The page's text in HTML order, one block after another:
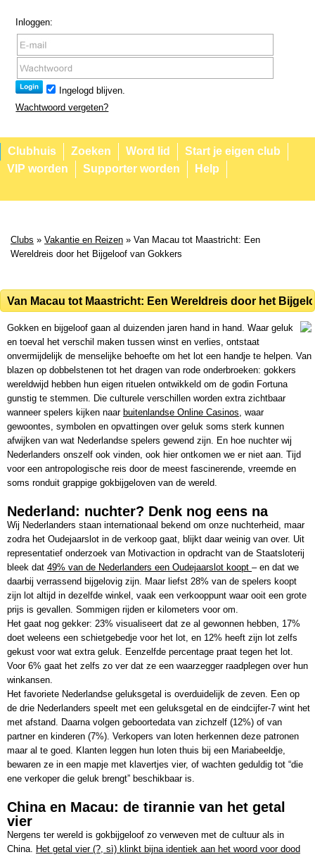
Inloggen:
Ingelogd blijven.
Wachtwoord vergeten?
Clubhuis Zoeken Word lid
Start je eigen club
VIP worden
Supporter worden Help
Clubs » Vakantie en Reizen » Van Macau tot Maastricht: Een
Wereldreis door het Bijgeloof van Gokkers
Van Macau tot Maastricht: Een Wereldreis door het
Gokken en bijgeloof gaan al duizenden jaren hand in hand. Waar geluk
en toeval het verschil maken tussen winst en verlies, ontstaat
onvermijdelijk de menselijke behoefte om het lot een handje te helpen. Van
blazen op dobbelstenen tot het dragen van rode onderbroeken: gokkers
wereldwijd hebben hun eigen rituelen ontwikkeld om de godin Fortuna
gunstig te stemmen. Die culturele verschillen worden extra zichtbaar
wanneer spelers kijken naar buitenlandse Online Casinos, waar
gewoontes, symbolen en opvattingen over geluk soms sterk kunnen
afwijken van wat Nederlandse spelers gewend zijn. En hoe nuchter wij
Nederlanders onszelf ook vinden, ook hier ontkomen we er niet aan. Tijd
voor een antropologische reis door de meest fascinerende, vreemde en
soms ronduit grappige gokbijgeloven van de wereld.
Nederland: nuchter? Denk nog eens na
Wij Nederlanders staan internationaal bekend om onze nuchterheid, maar
zodra het Oudejaarslot in de verkoop gaat, blijkt daar weinig van over. Uit
representatief onderzoek van Motivaction in opdracht van de Staatsloterij
bleek dat 49% van de Nederlanders een Oudejaarslot koopt – en dat we
daarbij verrassend bijgelovig zijn. Maar liefst 28% van de spelers koopt
zijn lot altijd in dezelfde winkel, vaak een verkooppunt waar ooit een grote
prijs is gevallen. Sommigen rijden er kilometers voor om.
Het gaat nog gekker: 23% visualiseert dat ze al gewonnen hebben, 17%
doet weleens een schietgebedje voor het lot, en 12% heeft zijn lot zelfs
gekust voor wat extra geluk. Eenzelfde percentage praat tegen het lot.
Voor 6% gaat het zelfs zo ver dat ze een waarzegger raadplegen over hun
winkansen.
Het favoriete Nederlandse geluksgetal is overduidelijk de zeven. Een op
de drie Nederlanders speelt met een geluksgetal en de eindcijfer-7 wint het
met afstand. Daarna volgen geboortedata van zichzelf (12%) of van
partner en kinderen (7%). Verkopers van loten herkennen deze patronen
maar al te goed. Klanten leggen hun loten thuis bij een Mariabeeldje,
bewaren ze in een mapje met klavertjes vier, of wachten geduldig tot “die
ene verkoper die geluk brengt” beschikbaar is.
China en Macau: de tirannie van het getal
vier
Nergens ter wereld is gokbijgeloof zo verweven met de cultuur als in
China. Het getal vier (?, sì) klinkt bijna identiek aan het woord voor dood